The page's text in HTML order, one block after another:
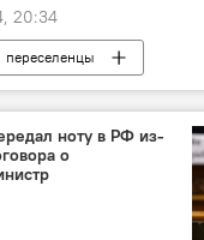
20:34
переселенцы
жилье
ноту в РФ из-
о